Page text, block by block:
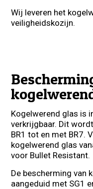
Wij leveren het
veiligheidskozijn.
Kogelwerend glas is
verkrijgbaar. Dit
BR1 tot en met BR7.
kogelwerend glas
voor Bullet Resistant.
De bescherming van
aangeduid met SG1